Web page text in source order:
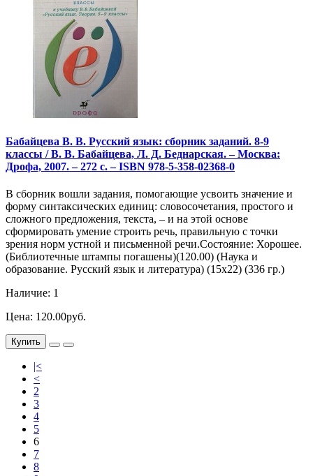
Бабайцева В. В. Русский язык: сборник заданий. 8-9
классы / В. В. Бабайцева, Л. Д. Беднарская. – Москва:
Дрофа, 2007. – 272 с. – ISBN 978-5-358-02368-0
В сборник вошли задания, помогающие усвоить значение и
форму синтаксических единиц: словосочетания, простого и
сложного предложения, текста, – и на этой основе
сформировать умение строить речь, правильную с точки
зрения норм устной и письменной речи.Состояние: Хорошее.
(Библиотечные штампы погашены)(120.00) (Наука и
образование. Русский язык и литература) (15х22) (336 гр.)
Наличие: 1
Цена: 120.00руб.
Купить
|<
<
2
3
4
5
6
7
8